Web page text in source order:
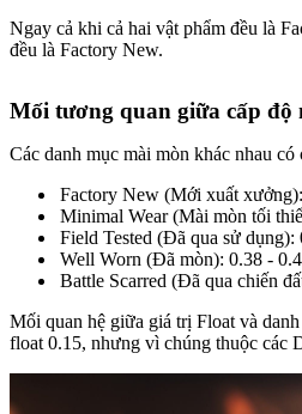
Ngay cả khi cả hai vật phẩm đều là
đều là Factory New.
Mối tương quan giữa cấp
Các danh mục mài mòn khác nhau
Factory New (Mới xuất
Minimal Wear (Mài mòn tối
Field Tested (Đã qua sử dụng):
Well Worn (Đã mòn): 0.38 -
Battle Scarred (Đã qua chiến
Mối quan hệ giữa giá trị Float và
float 0.15, nhưng vì chúng thuộc các